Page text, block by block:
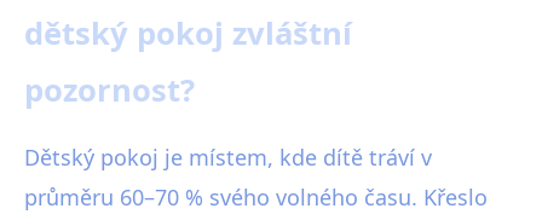
dětský pokoj zvláštní
pozornost?
Dětský pokoj je místem, kde dítě tráví v
průměru 60–70 % svého volného času. Křeslo